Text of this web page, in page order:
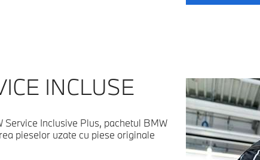
INCLUSE
Inclusive Plus, pachetul BMW
pieselor uzate cu piese originale